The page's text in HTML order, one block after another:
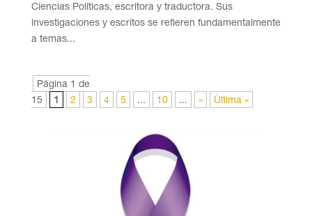
Ciencias Políticas, escritora y traductora. Sus
investigaciones y escritos se refieren fundamentalmente
a temas...
Página 1 de
15
1 2 3 4 5 ... 10 ... » Última »